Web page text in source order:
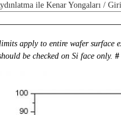
ile Kenar Yongaları /
apply to entire wafer surface
be checked on Si face only. #